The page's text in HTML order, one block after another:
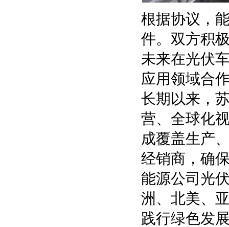
根据协议，
件。双方积
未来在光伏
应用领域合
长期以来，
营、全球化
成覆盖生产
经销商，确
能源公司光
洲、北美、
践行绿色发